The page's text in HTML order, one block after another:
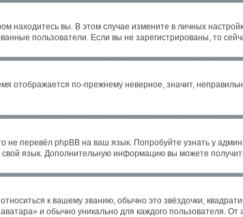
находитесь вы. В этом случае измените в личных
пользователи. Если вы не зарегистрированы, то
отображается по-прежнему неверное, значит,
перевёл phpBB на ваш язык. Попробуйте узнать у
язык. Дополнительную информацию вы можете
к вашему званию, обычно это звёздочки,
и обычно уникально для каждого пользователя.